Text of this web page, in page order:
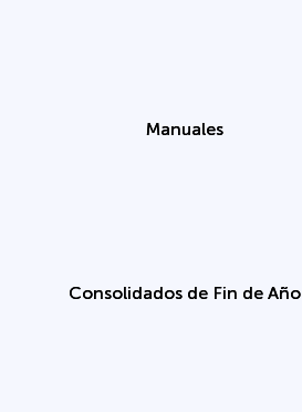
Manuales
Consolidados de Fin de Año